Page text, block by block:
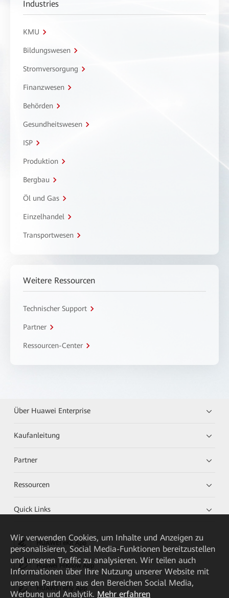
Industries
KMU
Bildungswesen
Stromversorgung
Finanzwesen
Behörden
Gesundheitswesen
ISP
Produktion
Bergbau
Öl und Gas
Einzelhandel
Transportwesen
Weitere Ressourcen
Technischer Support
Partner
Ressourcen-Center
Über Huawei Enterprise
Kaufanleitung
Partner
Ressourcen
Quick Links
HUAWEI eKit App
Huawei HiKnow App
HUAWEI eFly App
Wir verwenden Cookies, um Inhalte und Anzeigen zu
personalisieren, Social Media-Funktionen bereitzustellen
und unseren Traffic zu analysieren. Wir teilen auch
Informationen über Ihre Nutzung unserer Website mit
unseren Partnern aus den Bereichen Social Media,
Werbung und Analytik. Mehr erfahren